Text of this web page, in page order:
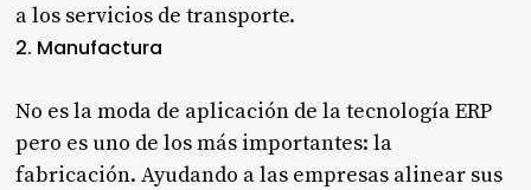
a los servicios de transporte.
2. Manufactura
No es la moda de aplicación de la tecnología ERP
pero es uno de los más importantes: la
fabricación. Ayudando a las empresas alinear sus